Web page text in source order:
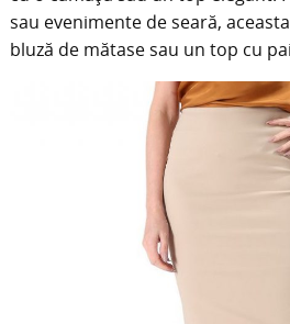
sau evenimente de seară,
bluză de mătase sau un top cu